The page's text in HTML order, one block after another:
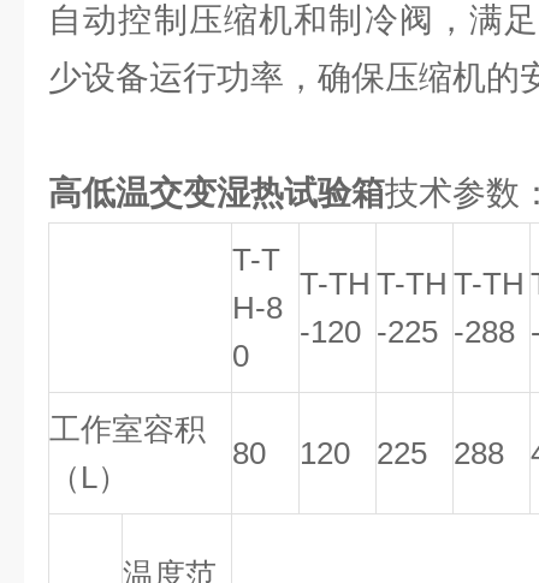
自动控制压缩机和制冷阀，满
少设备运行功率，确保压缩机的
高低温交变湿热试验箱技术参
T-T
H-8
0
T-TH
-120
T-TH
-225
T-TH
-288
工作室容积
（L）
80 120 225 288
温度范